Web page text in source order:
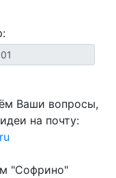
Ваши вопросы,
на почту:
"Софрино"